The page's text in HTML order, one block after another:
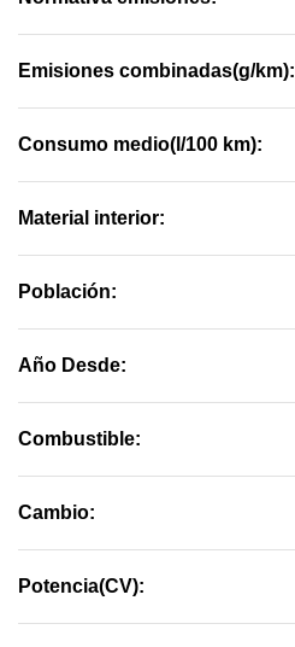
Emisiones combinadas(g/km):
Consumo medio(l/100 km):
Material interior:
Población:
Año Desde:
Combustible:
Cambio:
Potencia(CV):